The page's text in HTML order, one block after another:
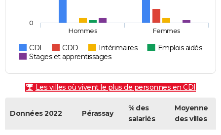
CDI CDD Intérimaires
Emplois aidés
Stages et apprentissages
Hommes Femmes
0
Les villes où vivent le plus de personnes en CDI
Données 2022 Pérassay
% des
salariés
Moyenne
des villes